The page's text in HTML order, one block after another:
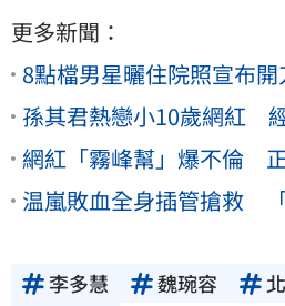
更多新聞：
8點檔男星曬住院照宣布
孫其君熱戀小10歲網紅
網紅「霧峰幫」爆不倫
温嵐敗血全身插管搶救
李多慧 魏琬容